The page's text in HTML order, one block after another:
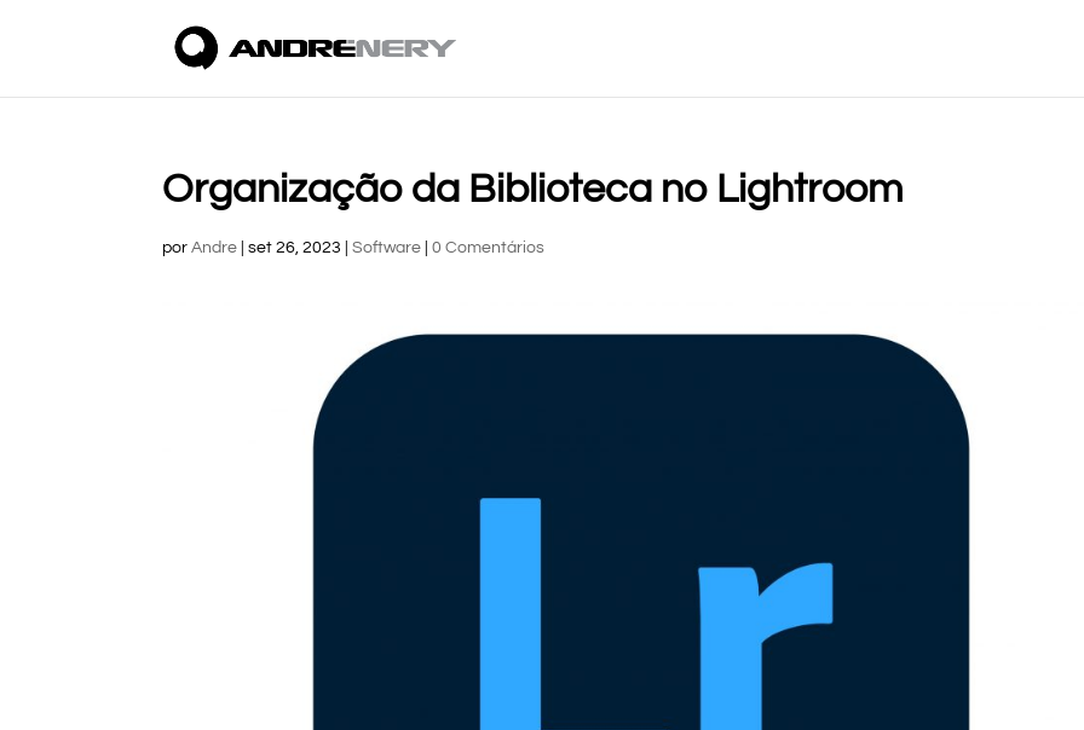
Organização da Biblioteca no Lightroom
porAndre |set 26, 2023 |Software |0 Comentários